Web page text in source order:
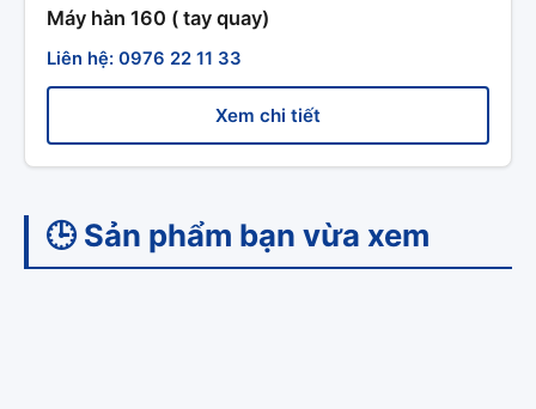
Máy hàn 160 ( tay quay)
Liên hệ: 0976 22 11 33
Xem chi tiết
🕒 Sản phẩm bạn vừa xem